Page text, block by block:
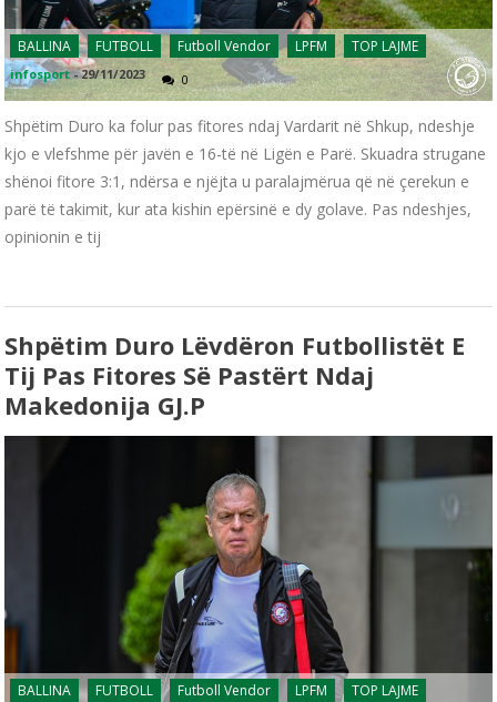
BALLINA FUTBOLL Futboll Vendor LPFM TOP LAJME
infosport -29/11/2023 0
Shpëtim Duro ka folur pas fitores ndaj Vardarit në Shkup, ndeshje
kjo e vlefshme për javën e 16-të në Ligën e Parë. Skuadra strugane
shënoi fitore 3:1, ndërsa e njëjta u paralajmërua që në çerekun e
parë të takimit, kur ata kishin epërsinë e dy golave. Pas ndeshjes,
opinionin e tij
Shpëtim Duro Lëvdëron Futbollistët E
Tij Pas Fitores Së Pastërt Ndaj
Makedonija GJ.P
BALLINA FUTBOLL Futboll Vendor LPFM TOP LAJME